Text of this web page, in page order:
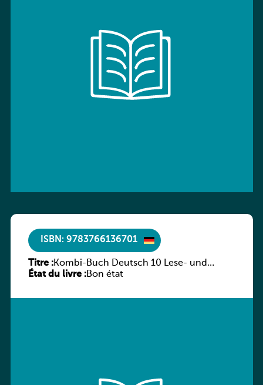
ISBN: 9783766136701
Titre :Kombi-Buch Deutsch 10 Lese- und
Sprachbuch
État du livre :Bon état